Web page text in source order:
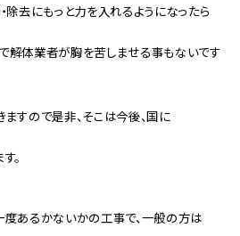
除去にもっと力を入れるようになったら
解体業者が胸を苦しませる事もないです
すので是非、そこは今後、国に
。
あるかないかの工事で、一般の方は